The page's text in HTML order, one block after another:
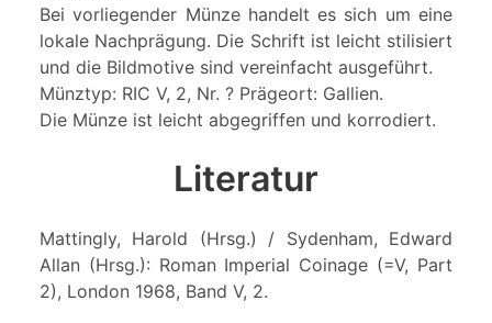
Bei vorliegender Münze handelt es sich um eine
lokale Nachprägung. Die Schrift ist leicht stilisiert
und die Bildmotive sind vereinfacht ausgeführt.
Münztyp: RIC V, 2, Nr. ? Prägeort: Gallien.
Die Münze ist leicht abgegriffen und korrodiert.
Literatur
Mattingly, Harold (Hrsg.) / Sydenham, Edward
Allan (Hrsg.): Roman Imperial Coinage (=V, Part
2), London 1968, Band V, 2.